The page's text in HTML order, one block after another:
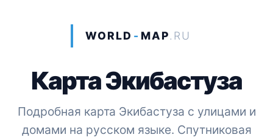
WORLD - MAP.RU
Карта Экибастуза
Подробная карта Экибастуза с улицами и
домами на русском языке. Спутниковая